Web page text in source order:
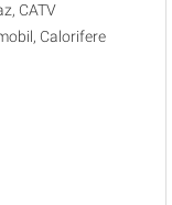
CATV
Calorifere